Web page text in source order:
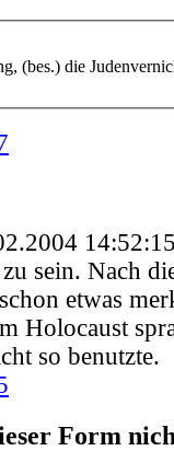
(bes.) die
sein. Nach
etwas
Holocaust
so benutzte.
Form